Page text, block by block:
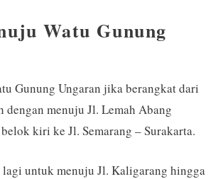
Watu Gunung
Gunung Ungaran jika berangkat dari
dengan menuju Jl. Lemah Abang
kiri ke Jl. Semarang – Surakarta.
untuk menuju Jl. Kaligarang hingga